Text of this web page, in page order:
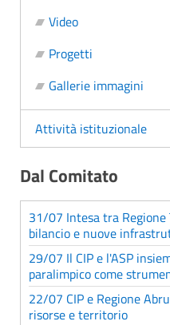
Video
Progetti
Gallerie immagini
Attività istituzionale
Dal Comitato
31/07 Intesa tra Regione
bilancio e nuove
29/07 Il CIP e l'ASP
paralimpico come
22/07 CIP e Regione
risorse e territorio